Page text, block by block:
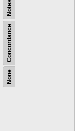
None
Concordance
Notes